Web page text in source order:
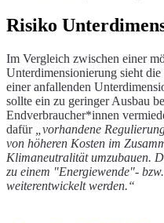
Risiko
Im Vergleich zwischen einer
Unterdimensionierung sieht
einer anfallenden
sollte ein zu geringer Ausbau
Endverbraucher*innen
dafür
„vorhandene
von höheren Kosten im
Klimaneutralität umzubauen.
zu einem "Energiewende"-
weiterentwickelt werden.“